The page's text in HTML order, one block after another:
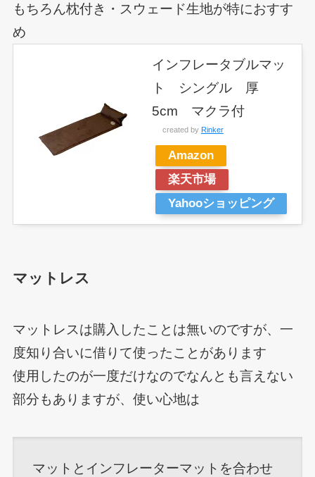
もちろん枕付き・スウェード生地が特におすす
め
インフレータブルマッ
ト シングル 厚
5cm マクラ付
created by Rinker
Amazon
楽天市場
Yahooショッピング
マットレス
マットレスは購入したことは無いのですが、一
度知り合いに借りて使ったことがあります
使用したのが一度だけなのでなんとも言えない
部分もありますが、使い心地は
マットとインフレーターマットを合わせ